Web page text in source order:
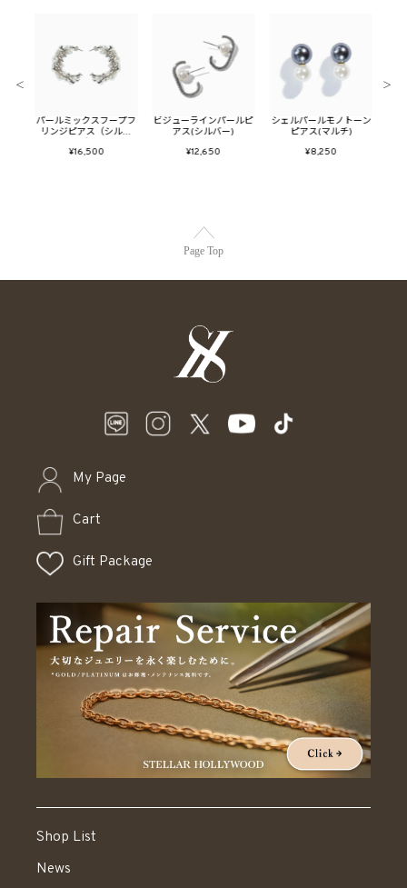
パールミックスフープフ
リンジピアス（シルバ
¥16,500
ビジューラインパールピ
アス(シルバー)
¥12,650
シェルパールモノトーン
ピアス(マルチ)
¥8,250
＜ ＞
Page Top
My Page
Cart
Gift Package
Shop List
News